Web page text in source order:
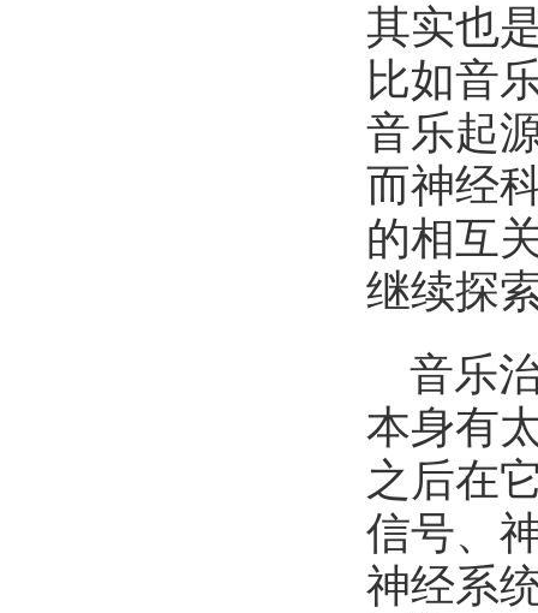
其实也
比如音
音乐起
而神经
的相互
继续探
音乐
本身有
之后在
信号、
神经系